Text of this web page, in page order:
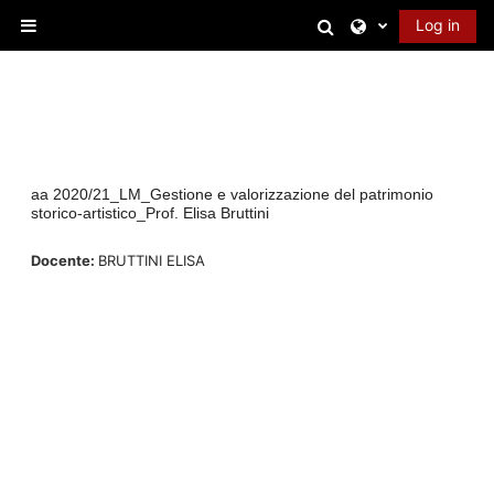
Toggle search
Log in
aa 2020/21_LM_Gestione e valorizzazione del patrimonio
storico-artistico_Prof. Elisa Bruttini
Docente: BRUTTINI ELISA